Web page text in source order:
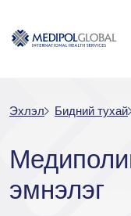
Эхлэл Бидний тухай
эмнэлэг